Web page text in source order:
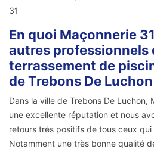
En quoi Maçonnerie
autres professionnels
terrassement de
de Trebons De
Dans la ville de Trebons De Luchon,
une excellente réputation et nous
retours très positifs de tous ceux
Notamment une très bonne qualité